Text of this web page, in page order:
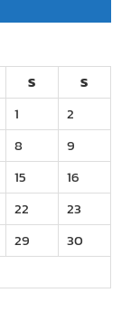
S
S
1
2
8
9
15
16
22
23
29
30